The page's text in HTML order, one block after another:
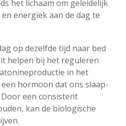
het lichaam om geleidelijk
energiek aan de dag te
op dezelfde tijd naar bed
helpen bij het reguleren
in het
hormoon dat ons slaap-
een consistent
kan de biologische